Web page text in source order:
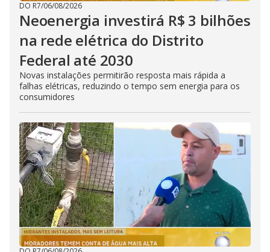
DO R7/06/08/2026
Neoenergia investirá R$ 3 bilhões
na rede elétrica do Distrito
Federal até 2030
Novas instalações permitirão resposta mais rápida a
falhas elétricas, reduzindo o tempo sem energia para os
consumidores